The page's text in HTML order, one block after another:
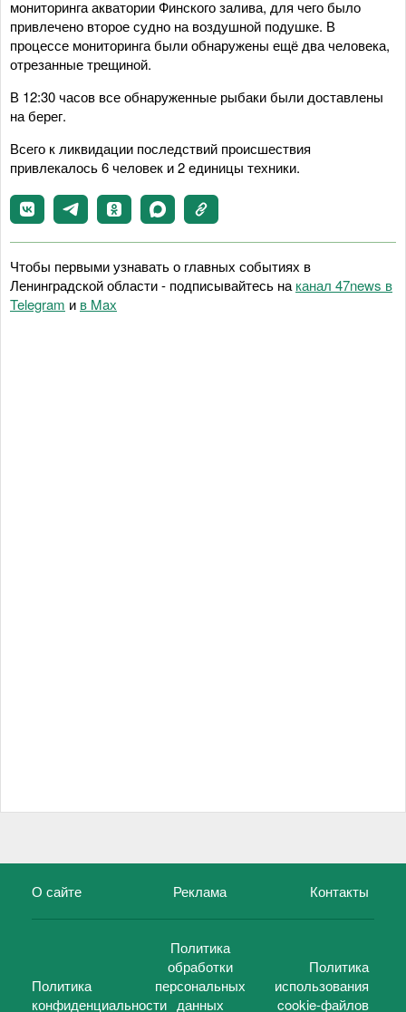
мониторинга акватории Финского залива, для чего было
привлечено второе судно на воздушной подушке. В
процессе мониторинга были обнаружены ещё два человека,
отрезанные трещиной.
В 12:30 часов все обнаруженные рыбаки были доставлены
на берег.
Всего к ликвидации последствий происшествия
привлекалось 6 человек и 2 единицы техники.
Чтобы первыми узнавать о главных событиях в
Ленинградской области - подписывайтесь на канал 47news в
Telegram и в Maх
О сайте Реклама Контакты
Политика
конфиденциальности
Политика
обработки
персональных
данных
Политика
использования
cookie-файлов